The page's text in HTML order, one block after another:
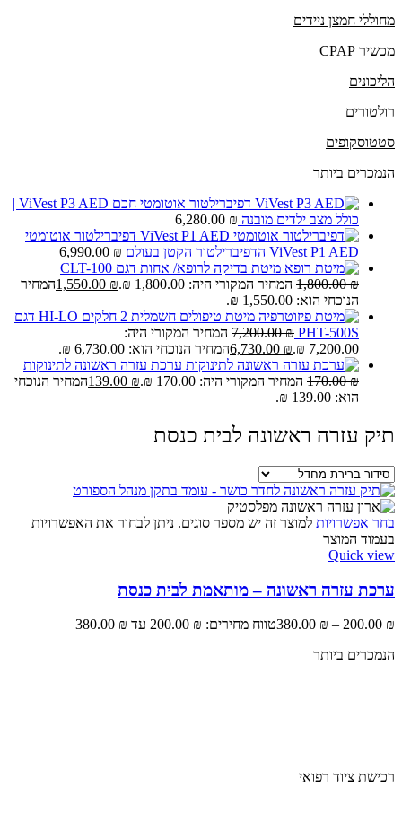
מחוללי חמצן ניידים
מכשיר CPAP
הליכונים
רולטורים
סטטוסקופים
הנמכרים ביותר
דפיברילטור אוטומטי חכם ViVest P3 AED |
כולל מצב ילדים מובנה
6,280.00 ₪
דפיברילטור אוטומטי
ViVest P1 AED הדפיברילטור הקטן בעולם
6,990.00 ₪
מיטת בדיקה לרופא/ אחות דגם CLT-100
1,800.00₪ המחיר המקורי היה: 1,800.00 ₪. 1,550.00 ₪
המחיר
הנוכחי הוא: 1,550.00 ₪.
מיטת טיפולים חשמלית 2 חלקים HI-LO דגם
PHT-500S
7,200.00₪
המחיר המקורי היה:
7,200.00 ₪.
6,730.00 ₪
המחיר הנוכחי הוא: 6,730.00 ₪.
ערכת עזרה ראשונה לתינוקות
170.00₪ המחיר המקורי היה: 170.00 ₪. 139.00 ₪
המחיר הנוכחי
הוא: 139.00 ₪.
תיק עזרה ראשונה לבית כנסת
בחר אפשרויות למוצר זה יש מספר סוגים. ניתן לבחור את האפשרויות
בעמוד המוצר
Quick view
ערכת עזרה ראשונה – מותאמת לבית כנסת
200.00 ₪
–
380.00 ₪
טווח מחירים: ⁦200.00 ₪⁩ עד ⁦380.00 ₪⁩
הנמכרים ביותר
רכישת ציוד רפואי